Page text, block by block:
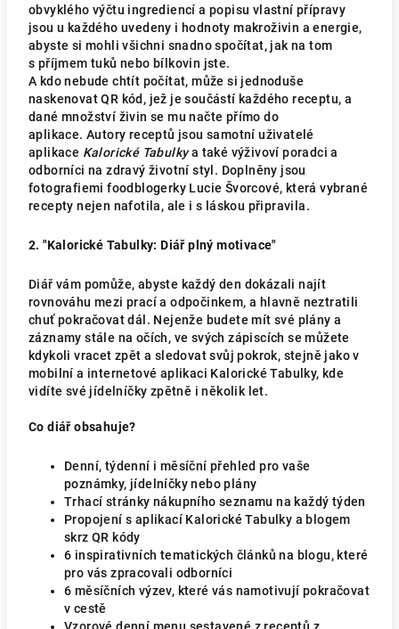
obvyklého výčtu ingrediencí a popisu vlastní přípravy
jsou u každého uvedeny i hodnoty makroživin a energie,
abyste si mohli všichni snadno spočítat, jak na tom
s příjmem tuků nebo bílkovin jste.
A kdo nebude chtít počítat, může si jednoduše
naskenovat QR kód, jež je součástí každého receptu, a
dané množství živin se mu načte přímo do
aplikace. Autory receptů jsou samotní uživatelé
aplikace Kalorické Tabulkya také výživoví poradci a
odborníci na zdravý životní styl. Doplněny jsou
fotografiemi foodblogerky Lucie Švorcové, která vybrané
recepty nejen nafotila, ale i s láskou připravila.
2. "Kalorické Tabulky: Diář plný motivace"
Diář vám pomůže, abyste každý den dokázali najít
rovnováhu mezi prací a odpočinkem, a hlavně neztratili
chuť pokračovat dál. Nejenže budete mít své plány a
záznamy stále na očích, ve svých zápiscích se můžete
kdykoli vracet zpět a sledovat svůj pokrok, stejně jako v
mobilní a internetové aplikaci Kalorické Tabulky, kde
vidíte své jídelníčky zpětně i několik let.
Co diář obsahuje?
Denní, týdenní i měsíční přehled pro vaše
poznámky, jídelníčky nebo plány
Trhací stránky nákupního seznamu na každý týden
Propojení s aplikací Kalorické Tabulky a blogem
skrz QR kódy
6 inspirativních tematických článků na blogu, které
pro vás zpracovali odborníci
6 měsíčních výzev, které vás namotivují pokračovat
v cestě